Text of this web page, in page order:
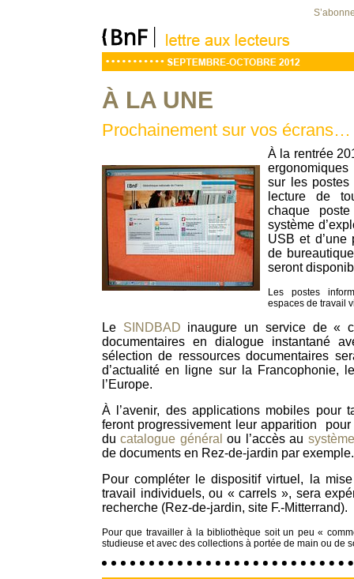
À LA UNE
Prochainement sur vos écrans…
À la rentrée
ergonomiques
sur les postes
lecture de
chaque
système
USB et
de
seront
Les postes
espaces de travail
Le SINDBAD inaugure un service de «
documentaires en dialogue instantané
sélection de ressources documentaires
d’actualité en ligne sur la Francophonie,
l’Europe.
À l’avenir, des applications mobiles pour
feront progressivement leur apparition
ducatalogue général ou l’accès au
de documents en Rez-de-jardin par exemple.
Pour compléter le dispositif virtuel, la
travail individuels, ou « carrels », sera
recherche (Rez-de-jardin, site F.-Mitterrand).
Pour que travailler à la bibliothèque soit un peu «
studieuse et avec des collections à portée de main ou de